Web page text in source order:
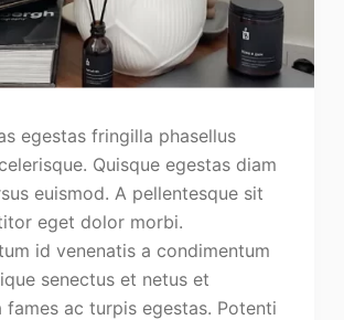
egestas fringilla phasellus
Quisque egestas diam
euismod. A pellentesque sit
eget dolor morbi.
id venenatis a condimentum
senectus et netus et
fames ac turpis egestas. Potenti